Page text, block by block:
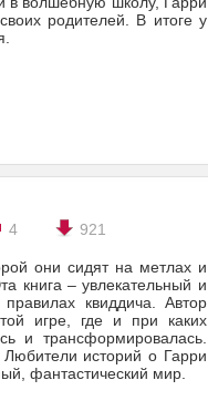
родителей. В итоге у
4 921
они сидят на метлах и
книга – увлекательный и
квиддича. Автор
игре, где и при каких
и трансформировалась.
историй о Гарри
фантастический мир.